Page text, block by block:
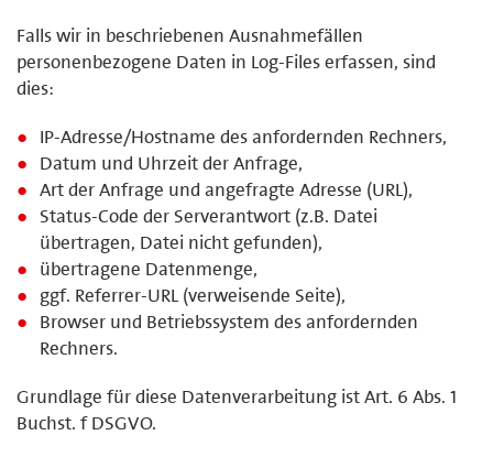
Falls wir in beschriebenen Ausnahmefällen
personenbezogene Daten in Log-Files erfassen, sind
dies:
IP-Adresse/Hostname des anfordernden Rechners,
Datum und Uhrzeit der Anfrage,
Art der Anfrage und angefragte Adresse (URL),
Status-Code der Serverantwort (z.B. Datei
übertragen, Datei nicht gefunden),
übertragene Datenmenge,
ggf. Referrer-URL (verweisende Seite),
Browser und Betriebssystem des anfordernden
Rechners.
Grundlage für diese Datenverarbeitung ist Art. 6 Abs. 1
Buchst. f DSGVO.